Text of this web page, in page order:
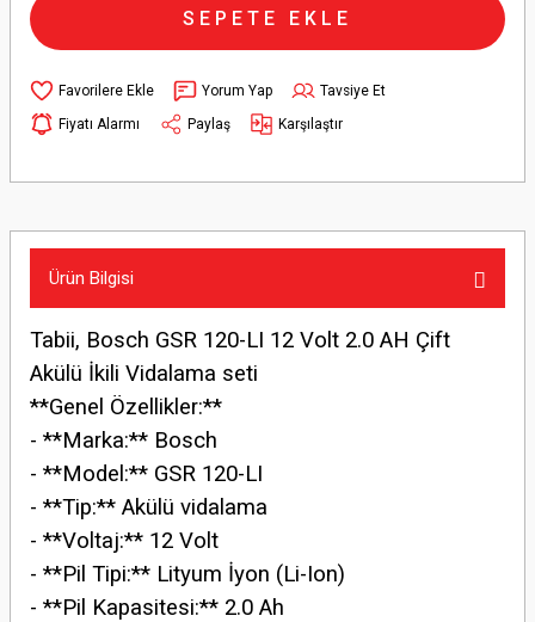
SEPETE EKLE
Yorum Yap
Tavsiye Et
Fiyatı Alarmı
Paylaş Karşılaştır
Ürün Bilgisi
Tabii, Bosch GSR 120-LI 12 Volt 2.0 AH Çift
Akülü İkili Vidalama seti
**Genel Özellikler:**
- **Marka:** Bosch
- **Model:** GSR 120-LI
- **Tip:** Akülü vidalama
- **Voltaj:** 12 Volt
- **Pil Tipi:** Lityum İyon (Li-Ion)
- **Pil Kapasitesi:** 2.0 Ah